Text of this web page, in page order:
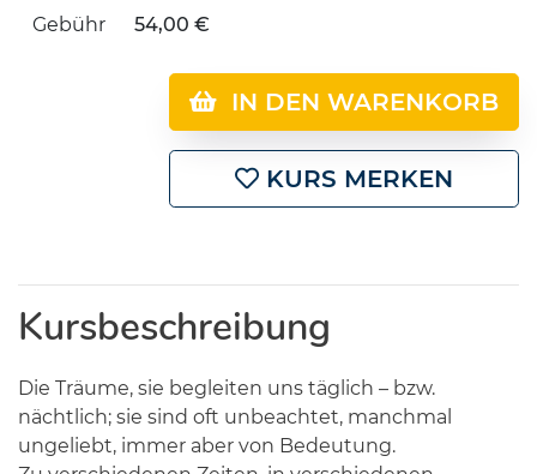
Gebühr 54,00 €
IN DEN WARENKORB
KURS MERKEN
Kursbeschreibung
Die Träume, sie begleiten uns täglich – bzw.
nächtlich; sie sind oft unbeachtet, manchmal
ungeliebt, immer aber von Bedeutung.